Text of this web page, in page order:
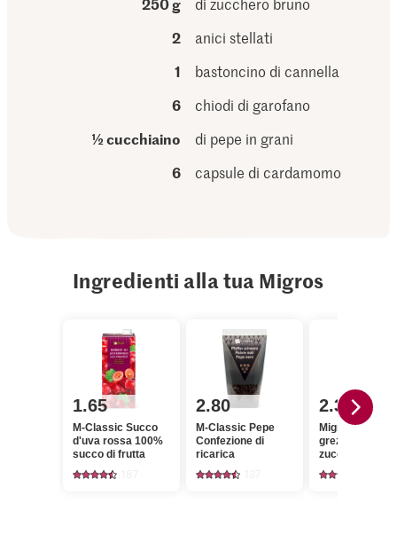
2
anici stellati
1
bastoncino di cannella
6
chiodi di garofano
½ cucchiaino
di pepe in grani
6
capsule di cardamomo
Ingredienti alla tua Migros
1.65
M-Classic Succo
d'uva rossa 100%
succo di frutta
2.80
M-Classic Pepe
Confezione di
ricarica
2.30
Migros
grezzo da
zucchero